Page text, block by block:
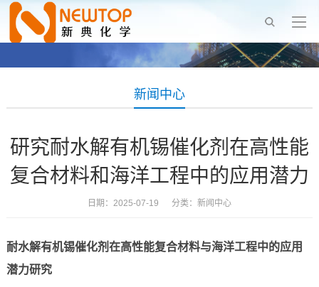
新闻中心
研究耐水解有机锡催化剂在高性能
复合材料和海洋工程中的应用潜力
日期：2025-07-19 分类： 新闻中心
耐水解有机锡催化剂在高性能复合材料与海洋工程中的应用
潜力研究